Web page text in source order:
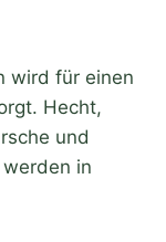
wird für einen
Hecht,
und
in